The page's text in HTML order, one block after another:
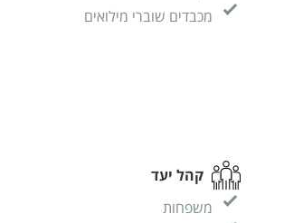
מכבדים שוברי מילואים
קהל יעד
משפחות